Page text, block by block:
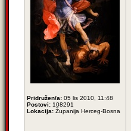
Pridružen/a: 05 lis 2010, 11:48
Postovi: 108291
Lokacija: Županija Herceg-Bosna